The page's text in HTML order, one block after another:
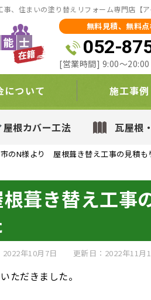
、住まいの塗り替えリフォーム専門店【
無料見積、無料
052-
[営業時間] 9:00～
について 施工事例
屋根カバー工法 瓦屋根
のN様より 屋根葺き替え工事の見積も
葺き替え工事
年10月7日 更新日：2022年11月
ただきました。